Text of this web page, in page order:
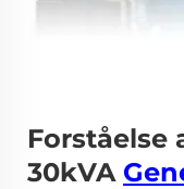
Forståelse
30kVA